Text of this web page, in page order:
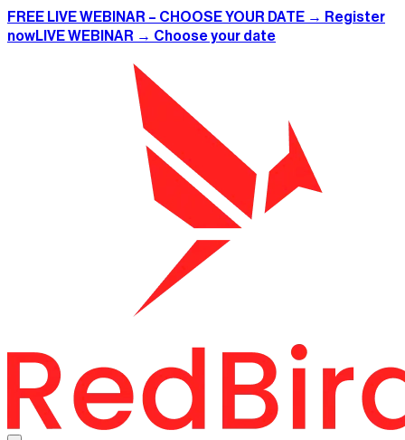
FREE LIVE WEBINAR – CHOOSE YOUR DATE → Register
nowLIVE WEBINAR → Choose your date